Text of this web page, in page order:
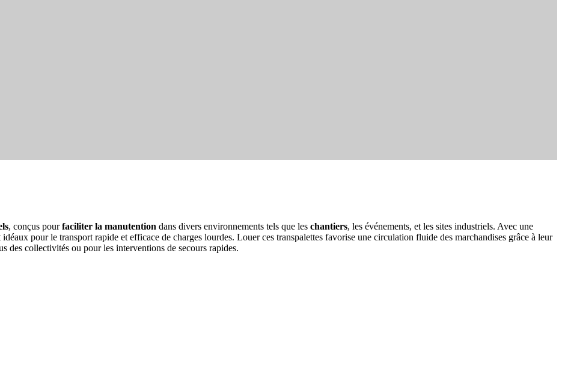
, conçus pourfaciliter la manutention dans divers environnements tels que les chantiers, les événements, et les sites industriels. Avec une
idéaux pour le transport rapide et efficace de charges lourdes. Louer ces transpalettes favorise une circulation fluide des marchandises grâce à leur
des collectivités ou pour les interventions de secours rapides.